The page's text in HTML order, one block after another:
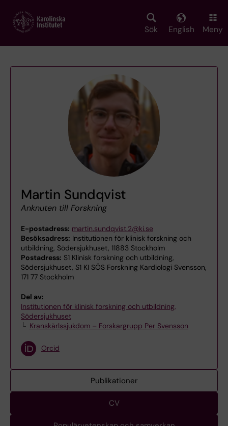
main
Sök English Meny
Martin Sundqvist
Anknuten till Forskning
E-postadress: martin.sundqvist.2@ki.se
Besöksadress: Institutionen för klinisk forskning och
utbildning, Södersjukhuset, 11883 Stockholm
Postadress: S1 Klinisk forskning och utbildning,
Södersjukhuset, S1 KI SÖS Forskning Kardiologi Svensson,
171 77 Stockholm
Del av:
Institutionen för klinisk forskning och utbildning,
Södersjukhuset
Kranskärlssjukdom – Forskargrupp Per Svensson
Orcid
Publikationer
CV